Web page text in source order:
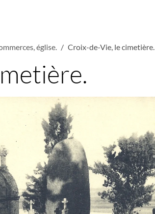
église. Croix-de-Vie, le cimetière.